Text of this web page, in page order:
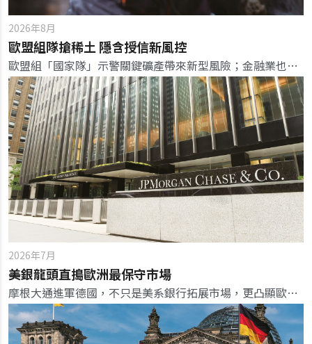
2026年8月
歐盟組隊搶稀土 隱含授信新風控
歐盟組「國家隊」示警關鍵礦產帶來新型風險；金融業也應重塑資金角色與風險模型，徹底掌握企業上游稀有零組件的供應風險。
2026年7月
美銀龍頭直搗歐洲最保守市場
摩根大通進軍德國，不只是美系銀行拓展市場，更凸顯歐洲銀行在數位轉型、制度信任與平台治理下的新競爭格局。